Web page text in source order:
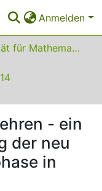
Anmelden
01 Fakultät für Mathematik
- ein
der neu
in